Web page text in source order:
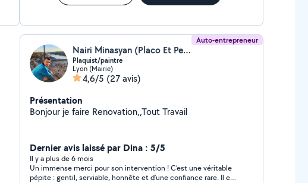
Auto-entrepreneur
Nairi Minasyan (Placo Et Penture)
Plaquist/paintre
Lyon (Mairie)
4,6/5 (27 avis)
Présentation
Bonjour je faire Renovation,,Tout Travail
Dernier avis laissé par Dina : 5/5
Il y a plus de 6 mois
Un immense merci pour son intervention ! C’est une véritable
pépite : gentil, serviable, honnête et d’une confiance rare. Il est